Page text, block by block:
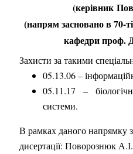
(керівник
(напрям засновано в 70-
кафедри
Захисти за такими
05.13.06 –
05.11.17 –
системи.
В рамках даного напрямку
дисертації: Поворознюк